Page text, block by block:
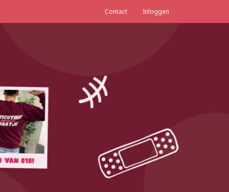
Contact Inloggen